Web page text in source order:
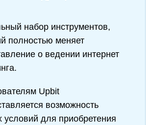
набор инструментов,
полностью меняет
о ведении интернет
Upbit
возможность
условий для приобретения